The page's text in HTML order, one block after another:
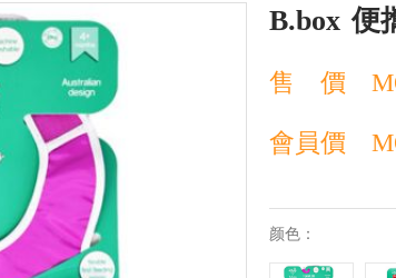
B.box 便
售 價
會員價
颜色：